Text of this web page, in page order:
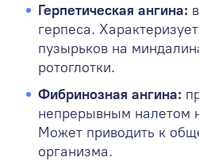
Герпетическая ангина:
герпеса.
пузырьков на
ротоглотки.
Фибринозная ангина:
непрерывным налетом
Может приводить к
организма.